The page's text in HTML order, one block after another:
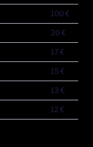
100 €
20 €
17 €
15 €
13 €
12 €